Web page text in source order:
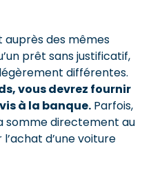
des mêmes
prêt sans justificatif,
différentes.
vous devrez fournir
à la banque. Parfois,
somme directement au
d’une voiture